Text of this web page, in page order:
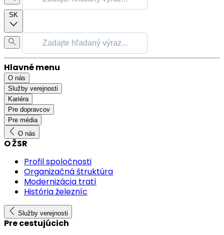
SK
Hlavné menu
O nás
Služby verejnosti
Kariéra
Pre dopravcov
Pre média
O nás
O ŽSR
Profil spoločnosti
Organizačná štruktúra
Modernizácia tratí
História železníc
Služby verejnosti
Pre cestujúcich